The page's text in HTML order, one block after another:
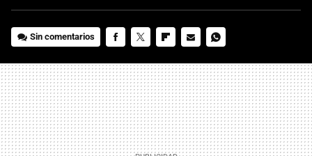
Sin comentarios
MAIL